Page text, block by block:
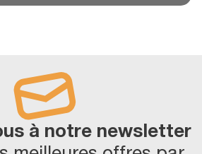
à notre newsletter